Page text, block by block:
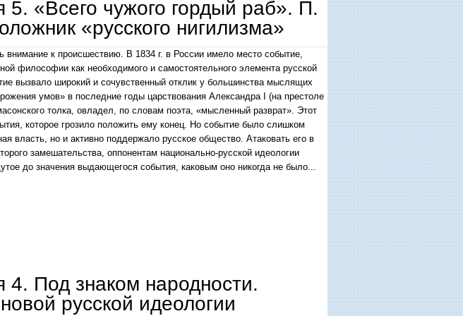
«Всего чужого гордый раб». П.
«русского нигилизма»
внимание к происшествию. В 1834 г. в России имело место событие,
философии как необходимого и самостоятельного элемента русской
вызвало широкий и сочувственный отклик у большинства мыслящих
умов» в последние годы царствования Александра I (на престоле
толка, овладел, по словам поэта, «мысленный разврат». Этот
которое грозило положить ему конец. Но событие было слишком
власть, но и активно поддержало русское общество. Атаковать его в
замешательства, оппонентам национально-русской идеологии
до значения выдающегося события, каковым оно никогда не было...
Под знаком народности.
русской идеологии